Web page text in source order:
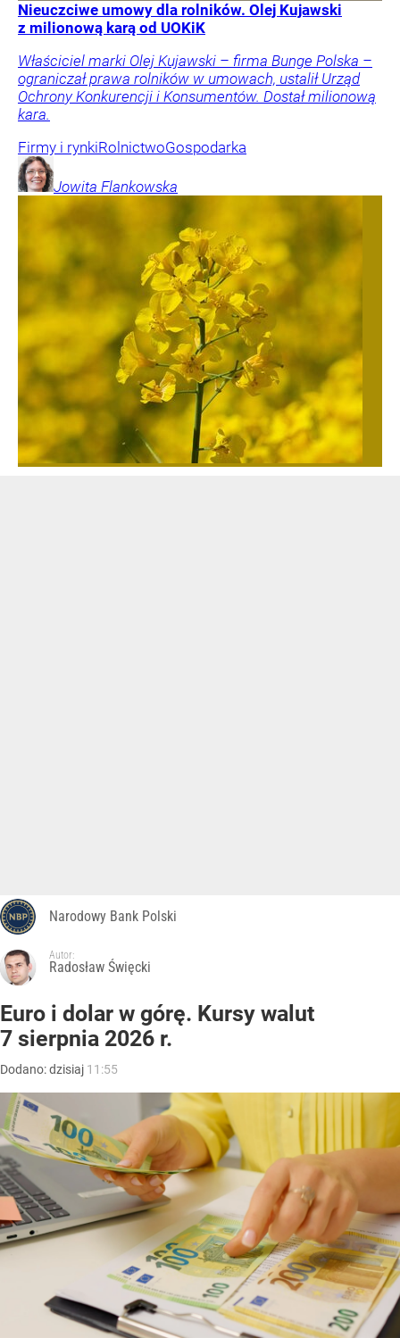
Nieuczciwe umowy dla rolników. Olej Kujawski
z milionową karą od UOKiK
Właściciel marki Olej Kujawski – firma Bunge Polska –
ograniczał prawa rolników w umowach, ustalił Urząd
Ochrony Konkurencji i Konsumentów. Dostał milionową
kara.
Firmy i rynkiRolnictwoGospodarka
Jowita Flankowska
Narodowy Bank Polski
Autor:
Radosław Święcki
Euro i dolar w górę. Kursy walut
7 sierpnia 2026 r.
Dodano:dzisiaj 11:55